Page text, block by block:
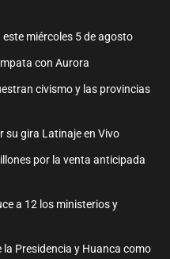
miércoles 5 de agosto
con Aurora
civismo y las provincias
su gira Latinaje en Vivo
por la venta anticipada
a 12 los ministerios y
Presidencia y Huanca como